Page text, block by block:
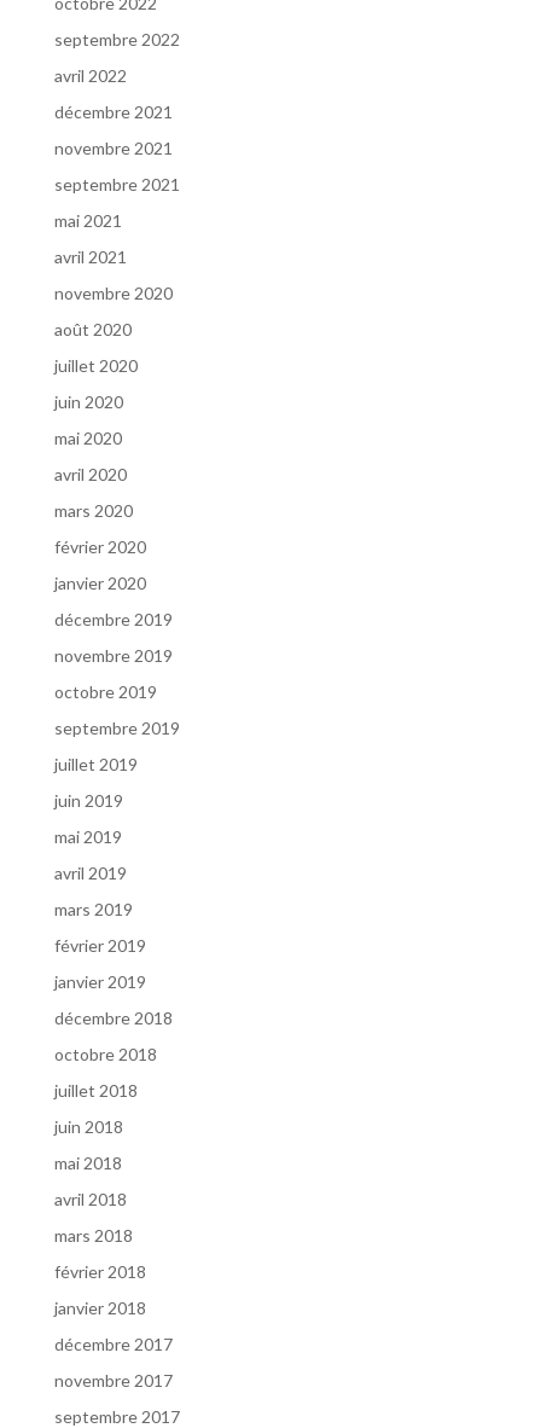
septembre 2022
avril 2022
décembre 2021
novembre 2021
septembre 2021
mai 2021
avril 2021
novembre 2020
août 2020
juillet 2020
juin 2020
mai 2020
avril 2020
mars 2020
février 2020
janvier 2020
décembre 2019
novembre 2019
octobre 2019
septembre 2019
juillet 2019
juin 2019
mai 2019
avril 2019
mars 2019
février 2019
janvier 2019
décembre 2018
octobre 2018
juillet 2018
juin 2018
mai 2018
avril 2018
mars 2018
février 2018
janvier 2018
décembre 2017
novembre 2017
septembre 2017